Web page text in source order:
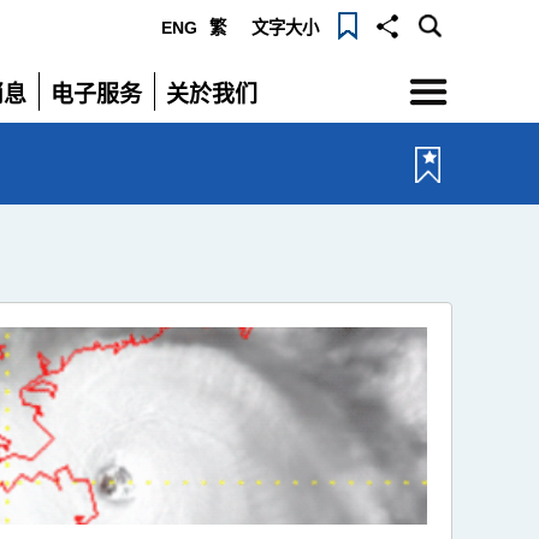
ENG 繁 文字大小
电子服务
展
关於我们
展
选
单